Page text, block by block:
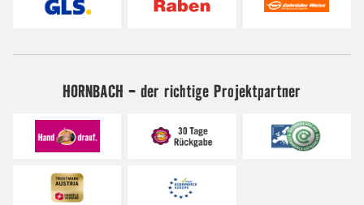
HORNBACH - der richtige Projektpartner